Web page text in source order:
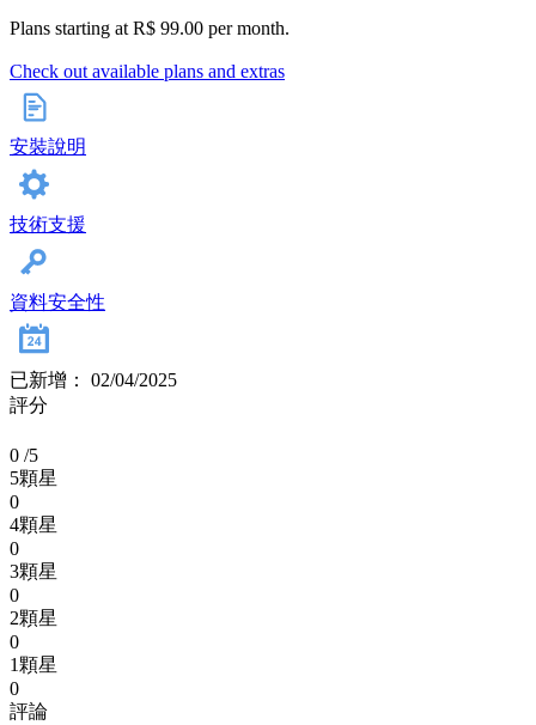
Plans starting at R$ 99.00 per month.
Check out available plans and extras
安裝說明
技術支援
資料安全性
已新增： 02/04/2025
評分
0 /5
5顆星
0
4顆星
0
3顆星
0
2顆星
0
1顆星
0
評論